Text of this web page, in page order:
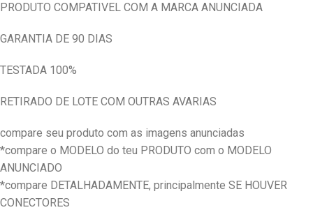
PRODUTO COMPATIVEL COM A MARCA ANUNCIADA
GARANTIA DE 90 DIAS
TESTADA 100%
RETIRADO DE LOTE COM OUTRAS AVARIAS
compare seu produto com as imagens anunciadas
*compare o MODELO do teu PRODUTO com o MODELO
ANUNCIADO
*compare DETALHADAMENTE, principalmente SE HOUVER
CONECTORES